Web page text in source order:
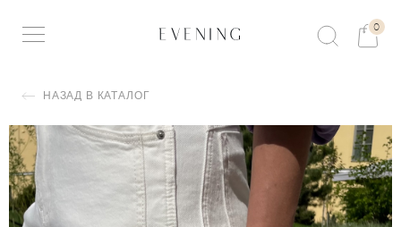
0
НАЗАД В КАТАЛОГ